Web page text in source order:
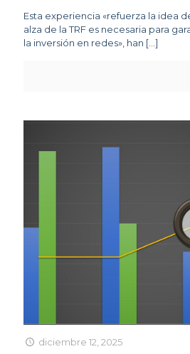
Esta experiencia «refuerza la idea
alza de la TRF es necesaria para
la inversión en redes», han […]
diciembre 12, 2025